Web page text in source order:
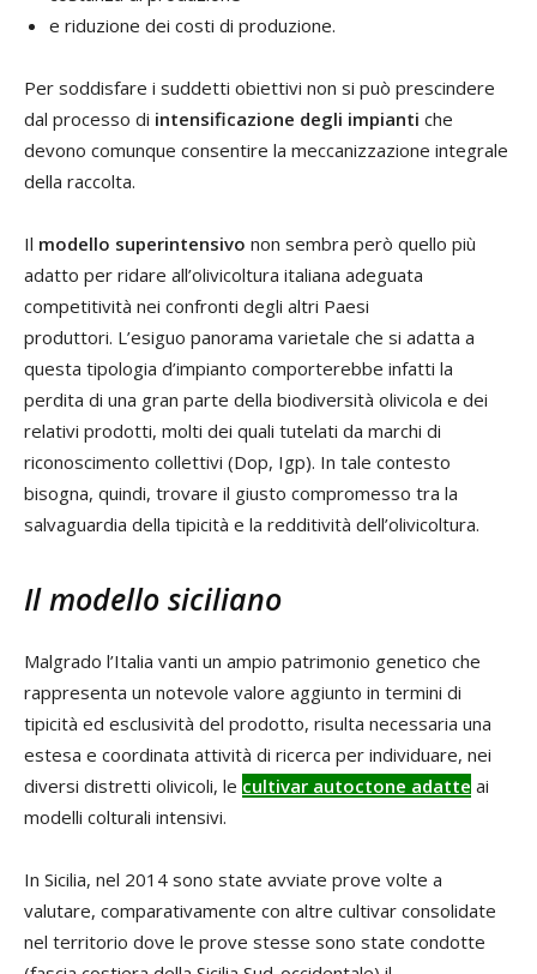
e riduzione dei costi di produzione.
Per soddisfare i suddetti obiettivi non si può prescindere
dal processo di intensificazione degli impianti che
devono comunque consentire la meccanizzazione integrale
della raccolta.
Il modello superintensivo non sembra però quello più
adatto per ridare all’olivicoltura italiana adeguata
competitività nei confronti degli altri Paesi
produttori. L’esiguo panorama varietale che si adatta a
questa tipologia d’impianto comporterebbe infatti la
perdita di una gran parte della biodiversità olivicola e dei
relativi prodotti, molti dei quali tutelati da marchi di
riconoscimento collettivi (Dop, Igp). In tale contesto
bisogna, quindi, trovare il giusto compromesso tra la
salvaguardia della tipicità e la redditività dell’olivicoltura.
Il modello siciliano
Malgrado l’Italia vanti un ampio patrimonio genetico che
rappresenta un notevole valore aggiunto in termini di
tipicità ed esclusività del prodotto, risulta necessaria una
estesa e coordinata attività di ricerca per individuare, nei
diversi distretti olivicoli, le cultivar autoctone adatte ai
modelli colturali intensivi.
In Sicilia, nel 2014 sono state avviate prove volte a
valutare, comparativamente con altre cultivar consolidate
nel territorio dove le prove stesse sono state condotte